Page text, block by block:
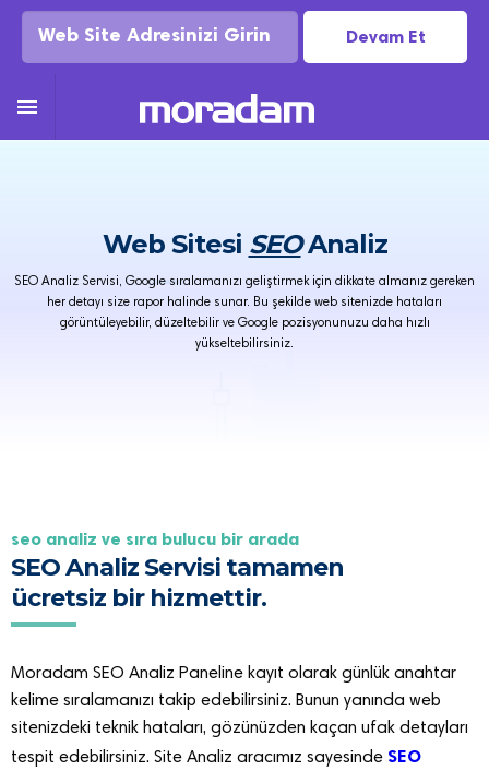
Devam Et

Web Sitesi SEOAnaliz
SEO Analiz Servisi, Google sıralamanızı geliştirmek için dikkate almanız gereken
her detayı size rapor halinde sunar. Bu şekilde web sitenizde hataları
görüntüleyebilir, düzeltebilir ve Google pozisyonunuzu daha hızlı
yükseltebilirsiniz.
seo anali̇z ve sira bulucu bi̇r arada
SEO Analiz Servisi tamamen
ücretsiz bir hizmettir.
Moradam SEO Analiz Paneline kayıt olarak günlük anahtar
kelime sıralamanızı takip edebilirsiniz. Bunun yanında web
sitenizdeki teknik hataları, gözünüzden kaçan ufak detayları
tespit edebilirsiniz. Site Analiz aracımız sayesinde SEO